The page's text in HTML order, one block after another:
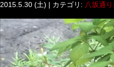
2015.5.30 (土) | カテゴリ: 八坂通